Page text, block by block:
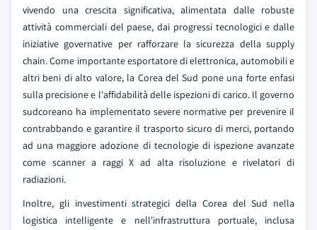
vivendo una crescita significativa, alimentata dalle robuste
attività commerciali del paese, dai progressi tecnologici e dalle
iniziative governative per rafforzare la sicurezza della supply
chain. Come importante esportatore di elettronica, automobili e
altri beni di alto valore, la Corea del Sud pone una forte enfasi
sulla precisione e l'affidabilità delle ispezioni di carico. Il governo
sudcoreano ha implementato severe normative per prevenire il
contrabbando e garantire il trasporto sicuro di merci, portando
ad una maggiore adozione di tecnologie di ispezione avanzate
come scanner a raggi X ad alta risoluzione e rivelatori di
radiazioni.
Inoltre, gli investimenti strategici della Corea del Sud nella
logistica intelligente e nell'infrastruttura portuale, inclusa